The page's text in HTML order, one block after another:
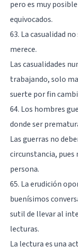
pero es muy
equivocados.
63. La casualidad
merece.
Las casualidades
trabajando, solo
suerte por fin
64. Los hombres
donde ser
Las guerras no
circunstancia, pues
persona.
65. La erudición
buenísimos
sutil de llevar al
lecturas.
La lectura es una